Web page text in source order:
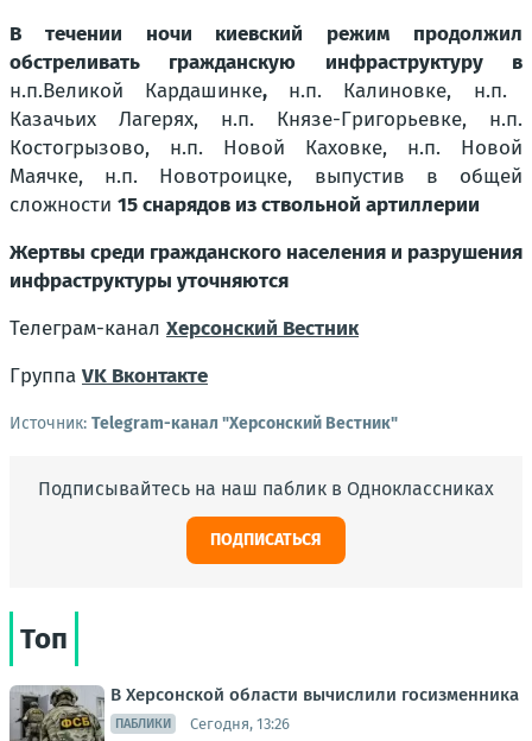
В течении ночи киевский режим продолжил
обстреливать гражданскую инфраструктуру в
н.п.Великой Кардашинке, н.п. Калиновке, н.п.
Казачьих Лагерях, н.п. Князе-Григорьевке, н.п.
Костогрызово, н.п. Новой Каховке, н.п. Новой
Маячке, н.п. Новотроицке, выпустив в общей
сложности 15 снарядов из ствольной артиллерии
Жертвы среди гражданского населения и разрушения
инфраструктуры уточняются
Телеграм-канал Херсонский Вестник
Группа VK Вконтакте
Источник: Telegram-канал "Херсонский Вестник"
Подписывайтесь на наш паблик в Одноклассниках
ПОДПИСАТЬСЯ
Топ
В Херсонской области вычислили госизменника
ПАБЛИКИ Сегодня, 13:26